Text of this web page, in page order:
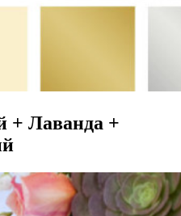
+ Лаванда +